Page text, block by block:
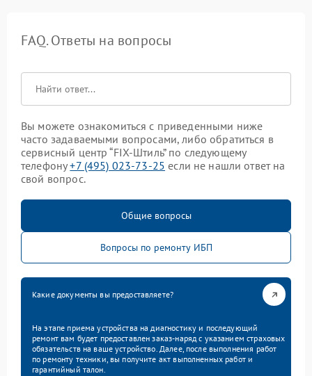
FAQ. Ответы на вопросы
Вы можете ознакомиться с приведенными ниже
часто задаваемыми вопросами, либо обратиться в
сервисный центр “FIX-Штиль” по следующему
телефону+7 (495) 023-73-25 если не нашли ответ на
свой вопрос.
Общие вопросы
Вопросы по ремонту ИБП
Какие документы вы предоставляете?
На этапе приема устройства на диагностику и последующий
ремонт вам будет предоставлен заказ-наряд с указанием страховых
обязательств на ваше устройство. Далее, после выполнения работ
по ремонту техники, вы получите акт выполненных работ и
гарантийный талон.